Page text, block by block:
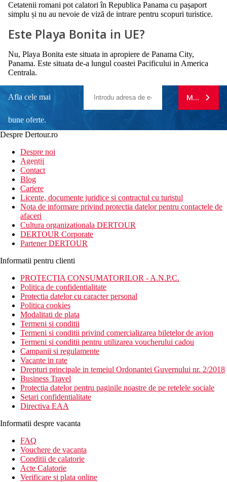
Cetatenii romani pot calatori în Republica Panama cu pașaport
simplu și nu au nevoie de viză de intrare pentru scopuri turistice.
Este Playa Bonita in UE?
Nu, Playa Bonita este situata in apropiere de Panama City,
Panama. Este situata de-a lungul coastei Pacificului in America
Centrala.
Afla cele mai
bune oferte.
newsletter!
MA
Despre Dertour.ro
Despre noi
Agentii
Contact
Blog
Cariere
Licente, documente juridice si contractul cu turistul
Nota de informare privind protectia datelor pentru contactele de
afaceri
Cultura organizationala DERTOUR
DERTOUR Corporate
Partener DERTOUR
Informatii pentru clienti
PROTECTIA CONSUMATORILOR - A.N.P.C.
Politica de confidentialitate
Protectia datelor cu caracter personal
Politica cookies
Modalitati de plata
Termeni si conditii
Termeni si conditii privind comercializarea biletelor de avion
Termeni si conditii pentru utilizarea voucherului cadou
Campanii si regulamente
Vacante in rate
Drepturi principale in temeiul Ordonantei Guvernului nr. 2/2018
Business Travel
Protectia datelor pentru paginile noastre de pe retelele sociale
Setari confidentialitate
Directiva EAA
Informatii despre vacanta
FAQ
Vouchere de vacanta
Conditii de calatorie
Acte Calatorie
Verificare si plata online